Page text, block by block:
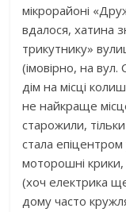
мікрорайоні
вдалося, хатина
трикутнику»
(імовірно, на
дім на місці
не найкраще
старожили,
стала епіцентром
моторошні крики,
(хоч електрика
дому часто